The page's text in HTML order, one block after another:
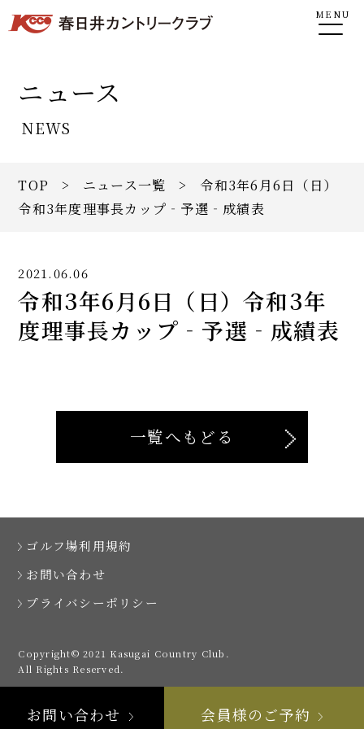
MENU
ニュース
NEWS
TOP > ニュース一覧 > 令和3年6月6日（日）
令和3年度理事長カップ‐予選‐成績表
2021.06.06
令和3年6月6日（日）令和3年
度理事長カップ‐予選‐成績表
一覧へもどる
ゴルフ場利用規約
お問い合わせ
プライバシーポリシー
Copyright© 2021 Kasugai Country Club.
All Rights Reserved.
お問い合わせ 会員様のご予約